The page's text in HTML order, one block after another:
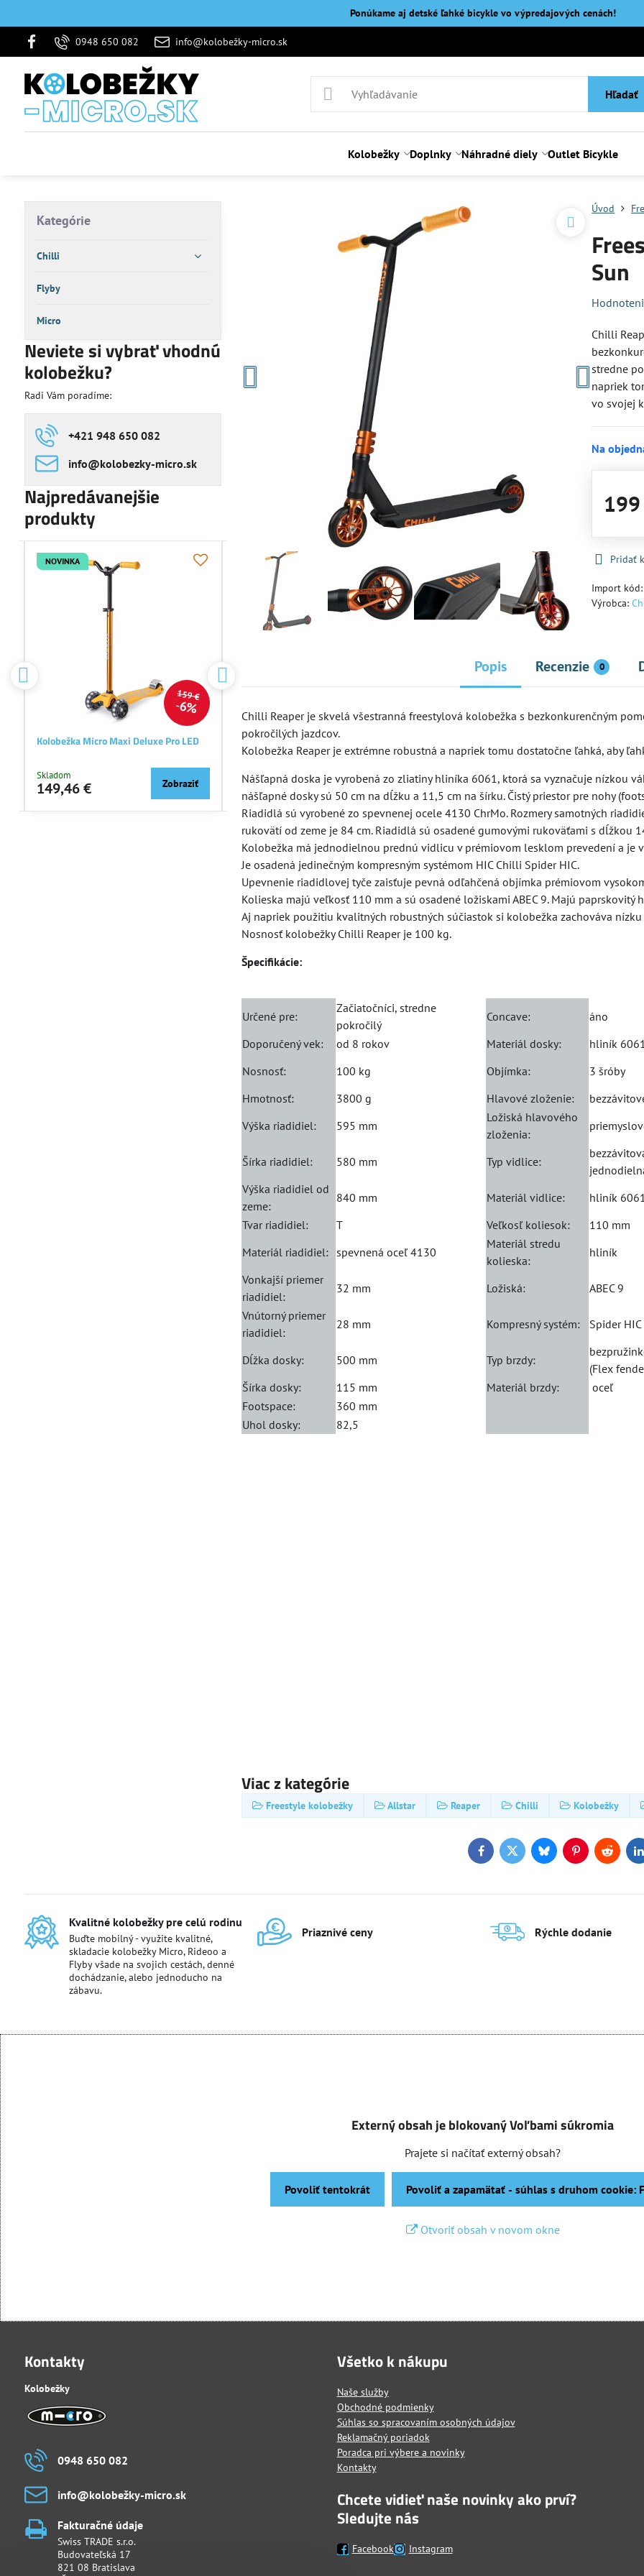
Ponúkame aj detské ľahké bicykle vo výpredajových cenách!
0948 650 082 info@kolobežky-micro.sk
Hľadať
Kolobežky Doplnky Náhradné diely Outlet Bicykle
Úvod
Sun
Chilli
stredne
napriek
vo svojej
Na
Pridať
Import kód:
Výrobca:
Popis Recenzie 0
Chilli Reaper je skvelá všestranná freestylová kolobežka s bezkonkurenčným
pokročilých jazdcov.
Kolobežka Reaper je extrémne robustná a napriek tomu dostatočne ľahká, aby
Nášľapná doska je vyrobená zo zliatiny hliníka 6061, ktorá sa vyznačuje nízkou
nášľapné dosky sú 50 cm na dĺžku a 11,5 cm na šírku. Čistý priestor pre nohy
Riadidlá sú vyrobené zo spevnenej ocele 4130 ChrMo. Rozmery samotných
rukovätí od zeme je 84 cm. Riadidlá sú osadené gumovými rukoväťami s dĺžkou
Kolobežka má jednodielnou prednú vidlicu v prémiovom lesklom prevedení a je
Je osadená jedinečným kompresným systémom HIC Chilli Spider HIC.
Upevnenie riadidlovej tyče zaisťuje pevná odľahčená objímka prémiovom
Kolieska majú veľkosť 110 mm a sú osadené ložiskami ABEC 9. Majú
Aj napriek použitiu kvalitných robustných súčiastok si kolobežka zachováva
Nosnosť kolobežky Chilli Reaper je 100 kg.
Špecifikácie:
Určené pre:
Začiatočníci, stredne
pokročilý
Concave:
áno
Doporučený vek:
od 8 rokov Materiál dosky:
hliník
Nosnosť:
100 kg Objímka:
3 šróby
Hmotnosť:
3800 g Hlavové zloženie:
Výška riadidiel:
595 mm
Ložiská hlavového
zloženia:
Šírka riadidiel: 580 mm Typ vidlice:
Výška riadidiel od
zeme:
840 mm Materiál vidlice:
hliník
Tvar riadidiel:
T Veľkosľ koliesok:
110 mm
Materiál riadidiel: spevnená oceľ 4130
Materiál stredu
kolieska:
hliník
Vonkajší priemer
riadidiel:
32 mm Ložiská:
ABEC 9
Vnútorný priemer
riadidiel:
28 mm Kompresný systém: Spider HIC
Dĺžka dosky: 500 mm Typ brzdy:
(Flex
Šírka dosky:
115 mm Materiál brzdy:
oceľ
Footspace:
360 mm
Uhol dosky:
82,5
Viac z kategórie
Freestyle kolobežky Allstar Reaper Chilli Kolobežky
FacebookTwitterBlueskyPinterestReddit
Kategórie
Chilli
Flyby
Micro
Neviete si vybrať vhodnú
kolobežku?
Radi Vám poradíme:
+421 948 650 082
info​@kolobezky-micro​.sk
Najpredávanejšie
produkty
159 €
6%
NOVINKA
Kolobežka Micro Maxi Deluxe Pro LED
Skladom
149,46 € Zobraziť
NOVINKA
Kolobežka Micro Sprite Suspension
Skladom
145,70 € Zobraziť
Skladom
159,80 € Zobraziť
Kvalitné kolobežky pre celú rodinu
Buďte mobilný - využite kvalitné,
skladacie kolobežky Micro, Rideoo a
Flyby všade na svojich cestách, denné
dochádzanie, alebo jednoducho na
zábavu.
Priaznivé ceny Rýchle dodanie
Externý obsah je blokovaný Voľbami súkromia
Prajete si načítať externý obsah?
Povoliť tentokrát Povoliť a zapamätať - súhlas s druhom cookie:
Otvoriť obsah v novom okne
Kontakty
Kolobežky
0948 650 082
info​@kolobežky-micro​.sk
Fakturačné údaje
Swiss TRADE s.r.o.
Budovateľská 17
821 08 Bratislava
Všetko k nákupu
Naše služby
Obchodné podmienky
Súhlas so spracovaním osobných údajov
Reklamačný poriadok
Poradca pri výbere a novinky
Kontakty
Chcete vidieť naše novinky ako prví?
Sledujte nás
Facebook Instagram